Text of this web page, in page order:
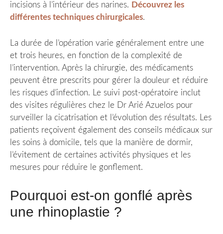
incisions à l’intérieur des narines. Découvrez les
différentes techniques chirurgicales.
La durée de l’opération varie généralement entre une
et trois heures, en fonction de la complexité de
l’intervention. Après la chirurgie, des médicaments
peuvent être prescrits pour gérer la douleur et réduire
les risques d’infection. Le suivi post-opératoire inclut
des visites régulières chez le Dr Arié Azuelos pour
surveiller la cicatrisation et l’évolution des résultats. Les
patients reçoivent également des conseils médicaux sur
les soins à domicile, tels que la manière de dormir,
l’évitement de certaines activités physiques et les
mesures pour réduire le gonflement.
Pourquoi est-on gonflé après
une rhinoplastie ?